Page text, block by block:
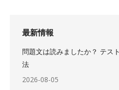
最新情報
問題文は読みましたか？ テス
法
2026-08-05